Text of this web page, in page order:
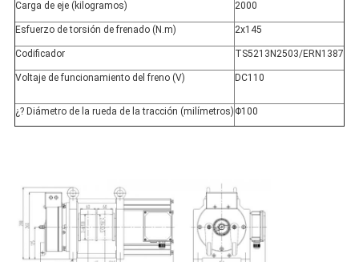
Carga de eje (kilogramos) 2000
Esfuerzo de torsión de frenado (N.m) 2x145
Codificador TS5213N2503/ERN1387
Voltaje de funcionamiento del freno (V) DC110
¿? Diámetro de la rueda de la tracción (milímetros) Φ100